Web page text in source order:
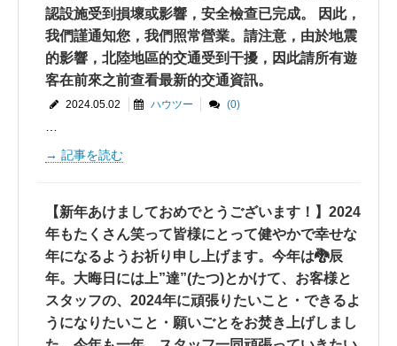
認設施受到損壞或影響，安全檢查已完成。 因此，
我們謹通知您，我們照常營業。請注意，由於地震
的影響，北陸地區的交通受到干擾，因此請所有遊
客在前來之前查看最新的交通資訊。
2024.05.02 ハウツー (0)
記事を読む
【新年あけましておめでとうございます！】2024
年もたくさん笑って皆様にとって健やかで幸せな
年になるようお祈り申し上げます。今年は🐉辰
年。大晦日には上”達”(たつ)とかけて、お客様と
スタッフの、2024年に頑張りたいこと・できるよ
うになりたいこと・願いごとをお焚き上げしまし